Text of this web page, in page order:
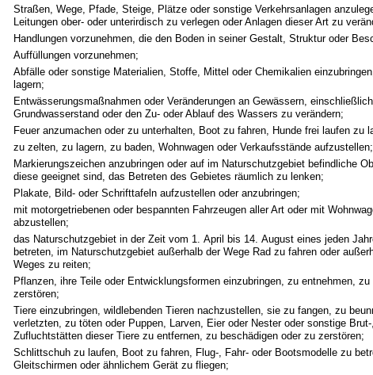
Straßen, Wege, Pfade, Steige, Plätze oder sonstige Verkehrsanlagen
Leitungen ober- oder unterirdisch zu verlegen oder Anlagen dieser Art zu
Handlungen vorzunehmen, die den Boden in seiner Gestalt, Struktur oder
Auffüllungen vorzunehmen;
Abfälle oder sonstige Materialien, Stoffe, Mittel oder Chemikalien
lagern;
Entwässerungsmaßnahmen oder Veränderungen an Gewässern,
Grundwasserstand oder den Zu- oder Ablauf des Wassers zu verändern;
Feuer anzumachen oder zu unterhalten, Boot zu fahren, Hunde frei laufen zu
zu zelten, zu lagern, zu baden, Wohnwagen oder Verkaufsstände aufzustellen;
Markierungszeichen anzubringen oder auf im Naturschutzgebiet befindliche
diese geeignet sind, das Betreten des Gebietes räumlich zu lenken;
Plakate, Bild- oder Schrifttafeln aufzustellen oder anzubringen;
mit motorgetriebenen oder bespannten Fahrzeugen aller Art oder mit
abzustellen;
das Naturschutzgebiet in der Zeit vom 1. April bis 14. August eines jeden
betreten, im Naturschutzgebiet außerhalb der Wege Rad zu fahren oder
Weges zu reiten;
Pflanzen, ihre Teile oder Entwicklungsformen einzubringen, zu entnehmen,
zerstören;
Tiere einzubringen, wildlebenden Tieren nachzustellen, sie zu fangen, zu
verletzten, zu töten oder Puppen, Larven, Eier oder Nester oder sonstige
Zufluchtstätten dieser Tiere zu entfernen, zu beschädigen oder zu zerstören;
Schlittschuh zu laufen, Boot zu fahren, Flug-, Fahr- oder Bootsmodelle zu
Gleitschirmen oder ähnlichem Gerät zu fliegen;